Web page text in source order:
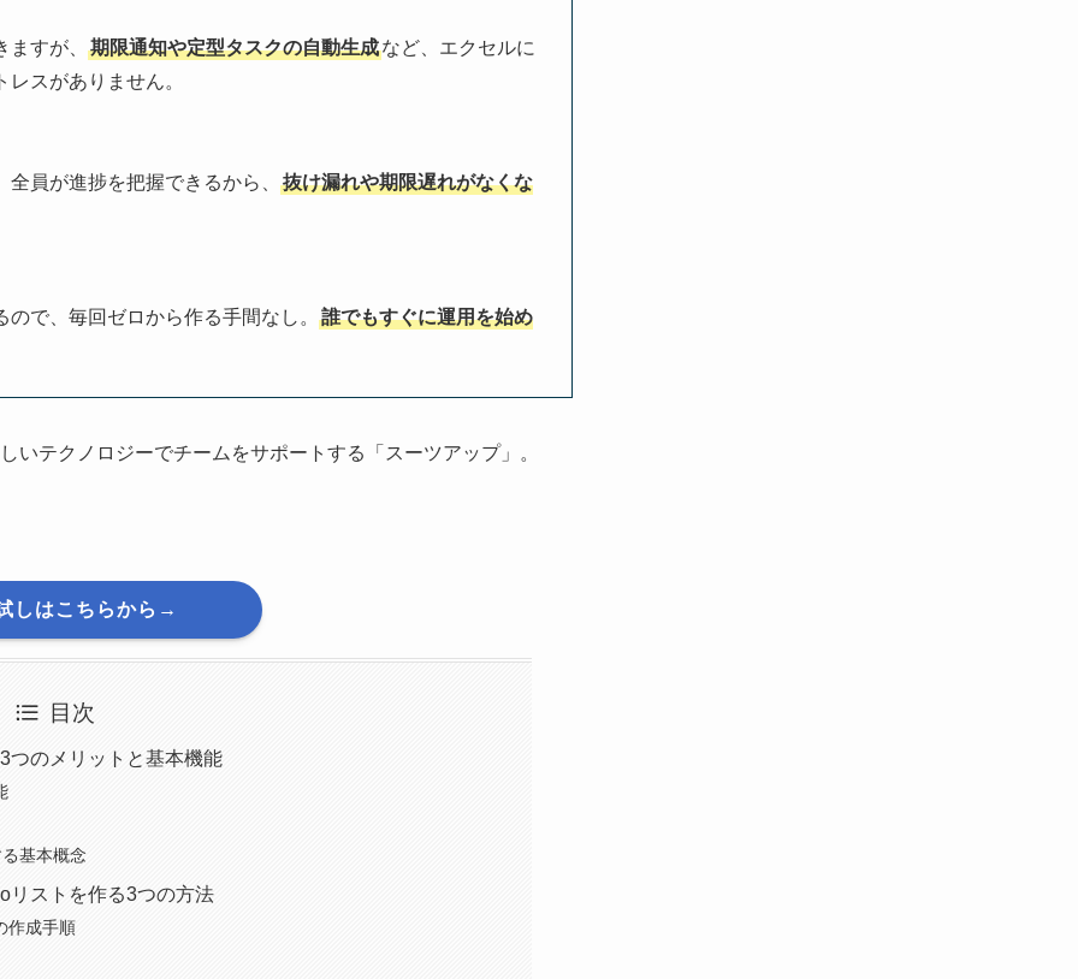
すが、 期限通知や定型タスクの自動生成など、エクセルに
スがありません。
員が進捗を把握できるから、 抜け漏れや期限遅れがなくな
で、毎回ゼロから作る手間なし。 誰でもすぐに運用を始め
テクノロジーでチームをサポートする「スーツアップ」。
しはこちらから→
目次
つのメリットと基本機能
基本概念
リストを作る3つの方法
作成手順